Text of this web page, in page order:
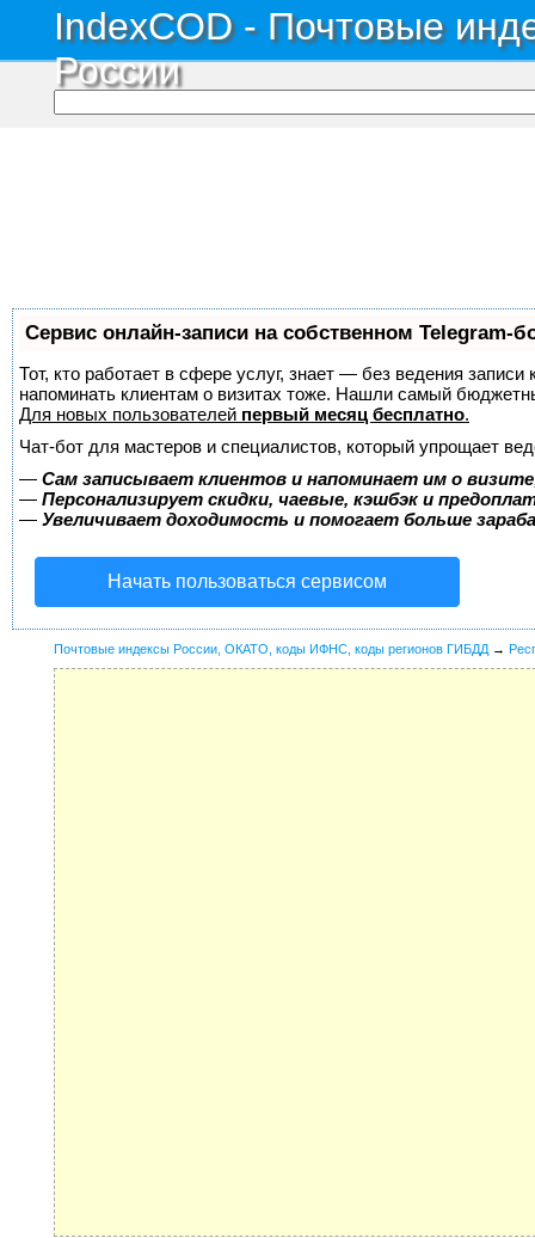
IndexCOD - Почтовые
России
Сервис онлайн-записи на собственном Telegram-
Тот, кто работает в сфере услуг, знает — без ведения
напоминать клиентам о визитах тоже. Нашли самый
Для новых пользователей первый месяц бесплатно.
Чат-бот для мастеров и специалистов, который упрощает
— Сам записывает клиентов и напоминает им о
— Персонализирует скидки, чаевые, кэшбэк и
— Увеличивает доходимость и помогает больше
Начать пользоваться сервисом
Почтовые индексы России, ОКАТО, коды ИФНС, коды регионов ГИБДД →